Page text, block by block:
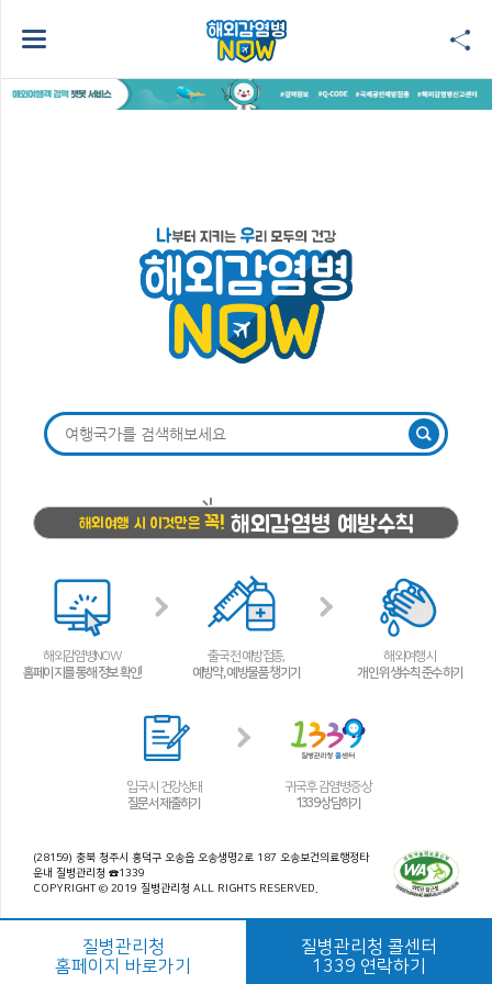
해외여행 시 이것만은 꼭! 해외감염병 예방수칙
해외감염병NOW
홈페이지를 통해 정보 확인!
출국 전 예방접종,
예방약, 예방물품 챙기기
해외여행 시
개인 위생수칙 준수하기
입국 시 건강상태
질문서 제출하기
귀국 후 감염병 증상
1339 상담하기
(28159) 충북 청주시 흥덕구 오송읍 오송생명2로 187 오송보건의료행정타
운내 질병관리청 ☎1339
COPYRIGHT © 2019 질병관리청 ALL RIGHTS RESERVED.
질병관리청
홈페이지 바로가기
질병관리청 콜센터
1339 연락하기